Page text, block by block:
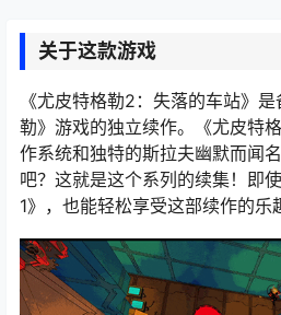
关于这款游戏
《尤皮特格勒2：失落的车站》
勒》游戏的独立续作。《尤皮特
作系统和独特的斯拉夫幽默而闻
吧？这就是这个系列的续集！即
1》，也能轻松享受这部续作的乐